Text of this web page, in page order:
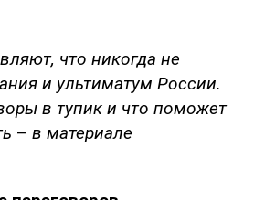
что никогда не
и ультиматум России.
в тупик и что поможет
– в материале